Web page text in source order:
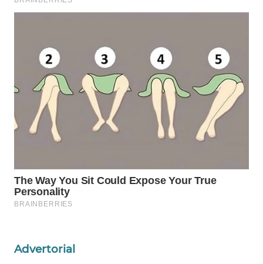
Advertorial
LABUANBAJO
BORNEO
Wahana
Media
WAHANA
WAHANA
TANI